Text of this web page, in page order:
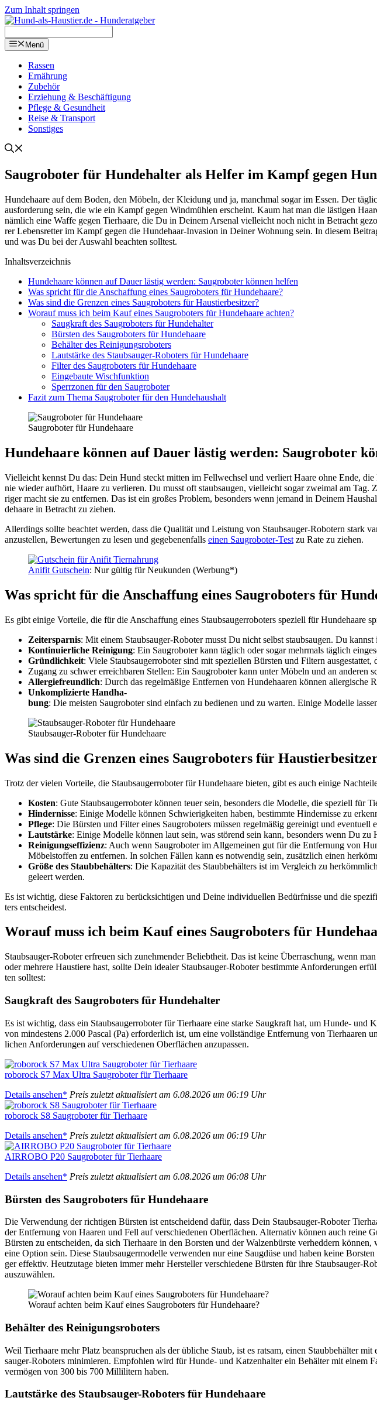
Zum Inhalt springen
Menü
Ras­sen
Ernäh­rung
Zube­hör
Erzie­hung & Beschäf­ti­gung
Pfle­ge & Gesund­heit
Rei­se & Trans­port
Sons­ti­ges
Saug­ro­bo­ter für Hun­de­hal­ter als Hel­fer im Kampf gegen
Hun­de­haa­re auf dem Boden, den Möbeln, der Klei­dung und ja, manch­mal sogar im Essen. Der
aus­for­de­rung sein, die wie ein Kampf gegen Wind­müh­len erscheint. Kaum hat man die läs­ti­gen
näm­lich eine Waf­fe gegen Tier­haa­re, die Du in Dei­nem Arse­nal viel­leicht noch nicht in Betracht
rer Lebens­ret­ter im Kampf gegen die Hun­de­haar-Inva­si­on in Dei­ner Woh­nung sein. In die­sem
und was Du bei der Aus­wahl beach­ten soll­test.
Inhalts­ver­zeich­nis
Hun­de­haa­re kön­nen auf Dau­er läs­tig wer­den: Saug­ro­bo­ter kön­nen hel­fen
Was spricht für die Anschaf­fung eines Saug­ro­bo­ters für Hun­de­haa­re?
Was sind die Gren­zen eines Saug­ro­bo­ters für Haus­tier­be­sit­zer?
Wor­auf muss ich beim Kauf eines Saug­ro­bo­ters für Hun­de­haa­re ach­ten?
Saug­kraft des Saug­ro­bo­ters für Hun­de­hal­ter
Bürs­ten des Saug­ro­bo­ters für Hun­de­haa­re
Behäl­ter des Rei­ni­gungs­ro­bo­ters
Laut­stär­ke des Staub­sauger-Robo­ters für Hun­de­haa­re
Fil­ter des Saug­ro­bo­ters für Hun­de­haa­re
Ein­ge­bau­te Wisch­funk­ti­on
Sperr­zo­nen für den Saug­ro­bo­ter
Fazit zum The­ma Saug­ro­bo­ter für den Hun­de­haus­halt
Saug­ro­bo­ter für Hun­de­haa­re
Hun­de­haa­re kön­nen auf Dau­er läs­tig wer­den: Saug­ro­bo­ter
Viel­leicht kennst Du das: Dein Hund steckt mit­ten im Fell­wech­sel und ver­liert Haa­re ohne Ende,
nie wie­der auf­hört, Haa­re zu ver­lie­ren. Du musst oft staub­saugen, viel­leicht sogar zwei­mal am
ri­ger macht sie zu ent­fer­nen. Das ist ein gro­ßes Pro­blem, beson­ders wenn jemand in Dei­nem
de­haa­re in Betracht zu zie­hen.
Aller­dings soll­te beach­tet wer­den, dass die Qua­li­tät und Leis­tung von Staub­sauger-Robo­tern
anzu­stel­len, Bewer­tun­gen zu lesen und gege­be­nen­falls einen Saug­ro­bo­ter-Test zu Rate zu zie­hen.
Ani­fit Gut­schein: Nur gül­tig für Neu­kun­den (Wer­bung*)
Was spricht für die Anschaf­fung eines Saug­ro­bo­ters für
Es gibt eini­ge Vor­tei­le, die für die Anschaf­fung eines Staub­sauger­ro­bo­ters spe­zi­ell für Hun­de­haa­re
Zeit­er­spar­nis: Mit einem Staub­sauger-Robo­ter musst Du nicht selbst staub­saugen. Du
Kon­ti­nu­ier­li­che Rei­ni­gung: Ein Saug­ro­bo­ter kann täg­lich oder sogar mehr­mals täg­lich
Gründ­lich­keit: Vie­le Staub­sauger­ro­bo­ter sind mit spe­zi­el­len Bürs­ten und Fil­tern
Zugang zu schwer erreich­ba­ren Stel­len: Ein Saug­ro­bo­ter kann unter Möbeln und an ande­ren
All­er­gie­freund­lich: Durch das regel­mä­ßi­ge Ent­fer­nen von Hun­de­haa­ren kön­nen all­er­gi­sche
Unkom­pli­zier­te Hand­ha­
bung: Die meis­ten Saug­ro­bo­ter sind ein­fach zu bedie­nen und zu war­ten. Eini­ge Model­le
Staub­sauger-Robo­ter für Hun­de­haa­re
Was sind die Gren­zen eines Saug­ro­bo­ters für
Trotz der vie­len Vor­tei­le, die Staub­sauger­ro­bo­ter für Hun­de­haa­re bie­ten, gibt es auch eini­ge
Kos­ten: Gute Staub­sauger­ro­bo­ter kön­nen teu­er sein, beson­ders die Model­le, die spe­zi­ell für
Hin­der­nis­se: Eini­ge Model­le kön­nen Schwie­rig­kei­ten haben, bestimm­te Hin­der­nis­se zu
Pfle­ge: Die Bürs­ten und Fil­ter eines Saug­ro­bo­ters müs­sen regel­mä­ßig gerei­nigt und
Laut­stär­ke: Eini­ge Model­le kön­nen laut sein, was stö­rend sein kann, beson­ders wenn Du zu
Rei­ni­gungs­ef­fi­zi­enz: Auch wenn Saug­ro­bo­ter im All­ge­mei­nen gut für die Ent­fer­nung von
Möbel­stof­fen zu ent­fer­nen. In sol­chen Fäl­len kann es not­wen­dig sein, zusätz­lich einen
Grö­ße des Staub­be­häl­ters: Die Kapa­zi­tät des Staub­be­häl­ters ist im Ver­gleich zu
geleert wer­den.
Es ist wich­tig, die­se Fak­to­ren zu berück­sich­ti­gen und Dei­ne indi­vi­du­el­len Bedürf­nis­se und die
ters ent­schei­dest.
Wor­auf muss ich beim Kauf eines Saug­ro­bo­ters für
Staub­sauger-Robo­ter erfreu­en sich zuneh­men­der Beliebt­heit. Das ist kei­ne Über­ra­schung, wenn
oder meh­re­re Haus­tie­re hast, soll­te Dein idea­ler Staub­sauger-Robo­ter bestimm­te Anfor­de­run­gen
ten soll­test:
Saug­kraft des Saug­ro­bo­ters für Hun­de­hal­ter
Es ist wich­tig, dass ein Staub­sauger­ro­bo­ter für Tier­haa­re eine star­ke Saug­kraft hat, um Hun­de-
von min­des­tens 2.000 Pas­cal (Pa) erfor­der­lich ist, um eine voll­stän­di­ge Ent­fer­nung von
li­chen Anfor­de­run­gen auf ver­schie­de­nen Ober­flä­chen anzu­pas­sen.
rob­orock S7 Max Ultra Saug­ro­bo­ter für Tier­haa­re
Details anse­hen* Preis zuletzt aktua­li­siert am 6.08.2026 um 06:19 Uhr
rob­orock S8 Saug­ro­bo­ter für Tier­haa­re
Details anse­hen* Preis zuletzt aktua­li­siert am 6.08.2026 um 06:19 Uhr
AIRROBO P20 Saug­ro­bo­ter für Tier­haa­re
Details anse­hen* Preis zuletzt aktua­li­siert am 6.08.2026 um 06:08 Uhr
Bürs­ten des Saug­ro­bo­ters für Hun­de­haa­re
Die Ver­wen­dung der rich­ti­gen Bürs­ten ist ent­schei­dend dafür, dass Dein Staub­sauger-Robo­ter
der Ent­fer­nung von Haa­ren und Fell auf ver­schie­de­nen Ober­flä­chen. Alter­na­tiv kön­nen auch rei­ne
Bürs­ten zu ent­schei­den, da sich Tier­haa­re in den Bors­ten und der Wal­zen­bürs­te ver­hed­dern
eine Opti­on sein. Die­se Staub­sauger­mo­del­le ver­wen­den nur eine Saug­dü­se und haben kei­ne
ger effek­tiv. Heut­zu­ta­ge bie­ten immer mehr Her­stel­ler ver­schie­de­ne Bürs­ten für ihre Staub­sauger-
aus­zu­wäh­len.
Wor­auf ach­ten beim Kauf eines Saug­ro­bo­ters für Hun­de­haa­re?
Behäl­ter des Rei­ni­gungs­ro­bo­ters
Weil Tier­haa­re mehr Platz bean­spru­chen als der übli­che Staub, ist es rat­sam, einen Staub­be­häl­ter
sauger-Robo­ters mini­mie­ren. Emp­foh­len wird für Hun­de- und Kat­zen­hal­ter ein Behäl­ter mit
ver­mö­gen von 300 bis 700 Mil­li­li­tern haben.
Laut­stär­ke des Staub­sauger-Robo­ters für Hun­de­haa­re